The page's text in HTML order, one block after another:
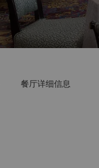
餐厅详细信息